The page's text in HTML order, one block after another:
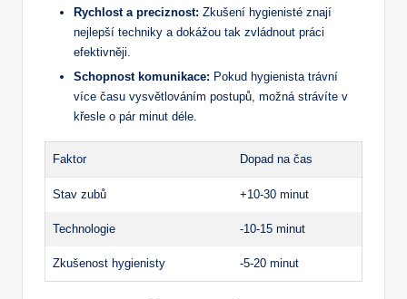
Rychlost a preciznost: Zkušení hygienisté znají
nejlepší techniky a dokážou tak zvládnout práci
efektivněji.
Schopnost komunikace: Pokud hygienista trávní
více času vysvětlováním postupů, možná strávíte v
křesle o pár minut déle.
Faktor Dopad na čas
Stav zubů +10-30 minut
Technologie -10-15 minut
Zkušenost hygienisty -5-20 minut